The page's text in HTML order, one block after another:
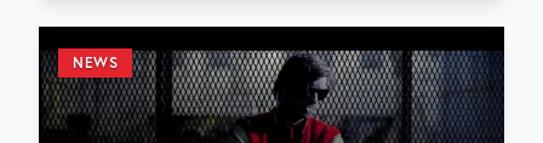
NEWS